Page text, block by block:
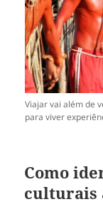
Viajar vai além de
para viver
Como
culturais